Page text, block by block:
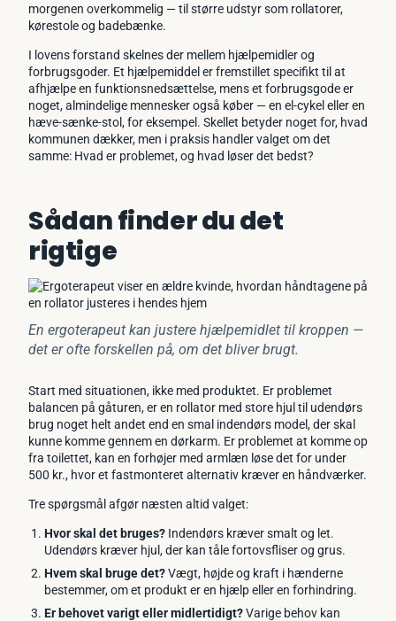
morgenen overkommelig — til større udstyr som rollatorer,
kørestole og badebænke.
I lovens forstand skelnes der mellem hjælpemidler og
forbrugsgoder. Et hjælpemiddel er fremstillet specifikt til at
afhjælpe en funktionsnedsættelse, mens et forbrugsgode er
noget, almindelige mennesker også køber — en el-cykel eller en
hæve-sænke-stol, for eksempel. Skellet betyder noget for, hvad
kommunen dækker, men i praksis handler valget om det
samme: Hvad er problemet, og hvad løser det bedst?
Sådan finder du det
rigtige
En ergoterapeut kan justere hjælpemidlet til kroppen —
det er ofte forskellen på, om det bliver brugt.
Start med situationen, ikke med produktet. Er problemet
balancen på gåturen, er en rollator med store hjul til udendørs
brug noget helt andet end en smal indendørs model, der skal
kunne komme gennem en dørkarm. Er problemet at komme op
fra toilettet, kan en forhøjer med armlæn løse det for under
500 kr., hvor et fastmonteret alternativ kræver en håndværker.
Tre spørgsmål afgør næsten altid valget:
Hvor skal det bruges? Indendørs kræver smalt og let.
Udendørs kræver hjul, der kan tåle fortovsfliser og grus.
Hvem skal bruge det?Vægt, højde og kraft i hænderne
bestemmer, om et produkt er en hjælp eller en forhindring.
Er behovet varigt eller midlertidigt?Varige behov kan